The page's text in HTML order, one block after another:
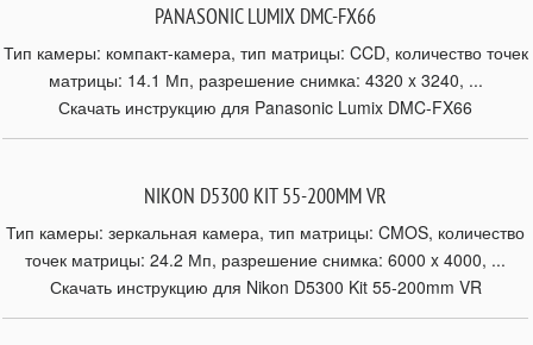
PANASONIC LUMIX DMC-FX66
Тип камеры: компакт-камера, тип матрицы: CCD, количество точек
матрицы: 14.1 Мп, разрешение снимка: 4320 x 3240, ...
Скачать инструкцию для Panasonic Lumix DMC-FX66
NIKON D5300 KIT 55-200MM VR
Тип камеры: зеркальная камера, тип матрицы: CMOS, количество
точек матрицы: 24.2 Мп, разрешение снимка: 6000 x 4000, ...
Скачать инструкцию для Nikon D5300 Kit 55-200mm VR